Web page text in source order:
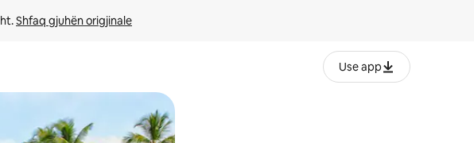
Shfaq gjuhën origjinale
Use app